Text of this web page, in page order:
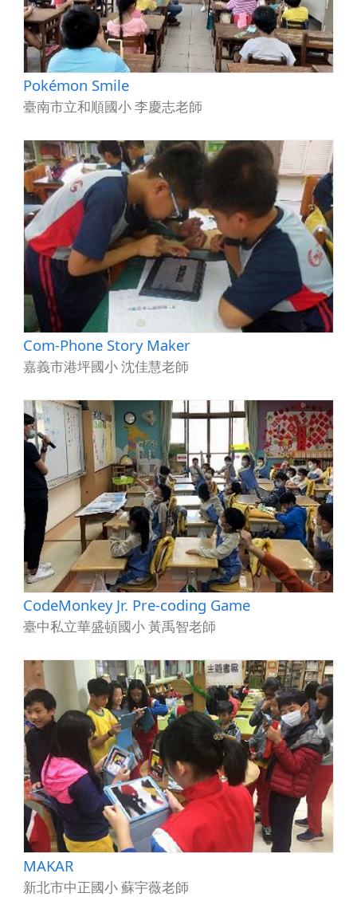
Pokémon Smile
臺南市立和順國小 李慶志老師
Com-Phone Story Maker
嘉義市港坪國小 沈佳慧老師
CodeMonkey Jr. Pre-coding Game
臺中私立華盛頓國小 黃禹智老師
MAKAR
新北市中正國小 蘇宇薇老師